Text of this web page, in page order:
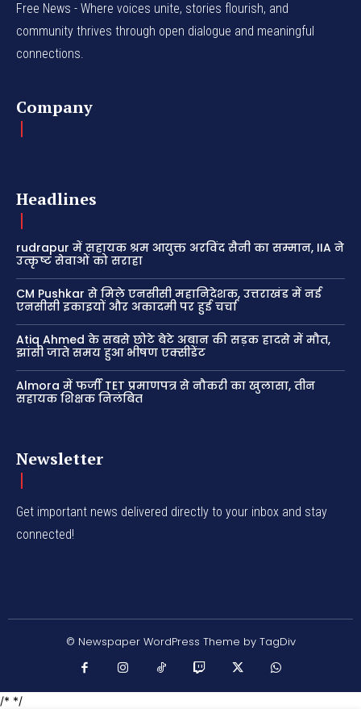
Free News - Where voices unite, stories flourish, and
community thrives through open dialogue and meaningful
connections.
Company
Headlines
rudrapur में सहायक श्रम आयुक्त अरविंद सैनी का सम्मान, IIA ने
उत्कृष्ट सेवाओं को सराहा
CM Pushkar से मिले एनसीसी महानिदेशक, उत्तराखंड में नई
एनसीसी इकाइयों और अकादमी पर हुई चर्चा
Atiq Ahmed के सबसे छोटे बेटे अबान की सड़क हादसे में मौत,
झांसी जाते समय हुआ भीषण एक्सीडेंट
Almora में फर्जी TET प्रमाणपत्र से नौकरी का खुलासा, तीन
सहायक शिक्षक निलंबित
Newsletter
Get important news delivered directly to your inbox and stay
connected!
© Newspaper WordPress Theme by TagDiv
/* */